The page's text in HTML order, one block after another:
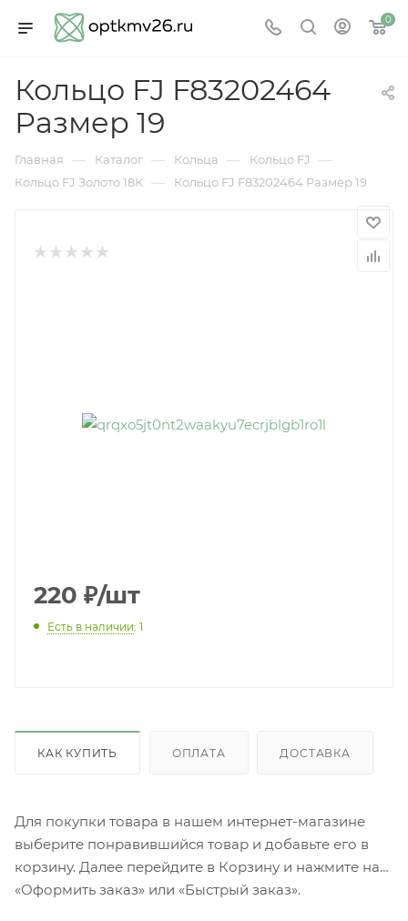
0
Кольцо FJ F83202464
Размер 19
Главная — Каталог — Кольца — Кольцо FJ —
Кольцо FJ Золото 18К — Кольцо FJ F83202464 Размер 19
220 ₽/шт
Есть в наличии: 1
КАК КУПИТЬ ОПЛАТА ДОСТАВКА
Для покупки товара в нашем интернет-магазине
выберите понравившийся товар и добавьте его в
корзину. Далее перейдите в Корзину и нажмите на
«Оформить заказ» или «Быстрый заказ».